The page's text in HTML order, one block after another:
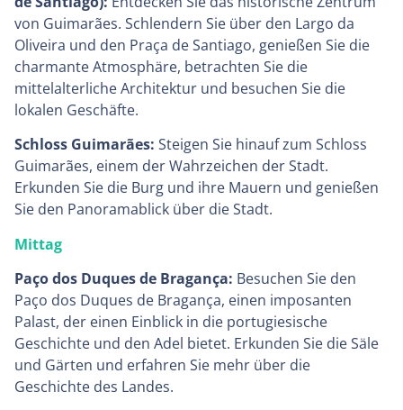
von Guimarães. Schlendern Sie über den Largo da
Oliveira und den Praça de Santiago, genießen Sie die
charmante Atmosphäre, betrachten Sie die
mittelalterliche Architektur und besuchen Sie die
lokalen Geschäfte.
Schloss Guimarães: Steigen Sie hinauf zum Schloss
Guimarães, einem der Wahrzeichen der Stadt.
Erkunden Sie die Burg und ihre Mauern und genießen
Sie den Panoramablick über die Stadt.
Mittag
Paço dos Duques de Bragança: Besuchen Sie den
Paço dos Duques de Bragança, einen imposanten
Palast, der einen Einblick in die portugiesische
Geschichte und den Adel bietet. Erkunden Sie die Säle
und Gärten und erfahren Sie mehr über die
Geschichte des Landes.